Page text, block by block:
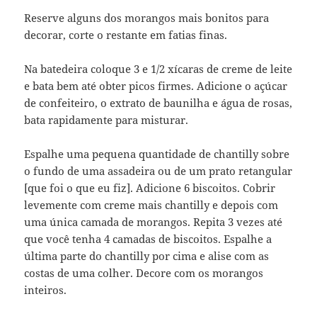
Reserve alguns dos morangos mais bonitos para
decorar, corte o restante em fatias finas.
Na batedeira coloque 3 e 1/2 xícaras de creme de leite
e bata bem até obter picos firmes. Adicione o açúcar
de confeiteiro, o extrato de baunilha e água de rosas,
bata rapidamente para misturar.
Espalhe uma pequena quantidade de chantilly sobre
o fundo de uma assadeira ou de um prato retangular
[que foi o que eu fiz]. Adicione 6 biscoitos. Cobrir
levemente com creme mais chantilly e depois com
uma única camada de morangos. Repita 3 vezes até
que você tenha 4 camadas de biscoitos. Espalhe a
última parte do chantilly por cima e alise com as
costas de uma colher. Decore com os morangos
inteiros.